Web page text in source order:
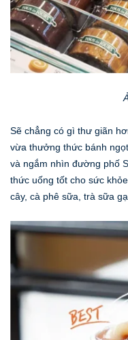
Sẽ chẳng có gì thư giãn
vừa thưởng thức bánh
và ngắm nhìn đường phố
thức uống tốt cho sức
cây, cà phê sữa, trà sữa